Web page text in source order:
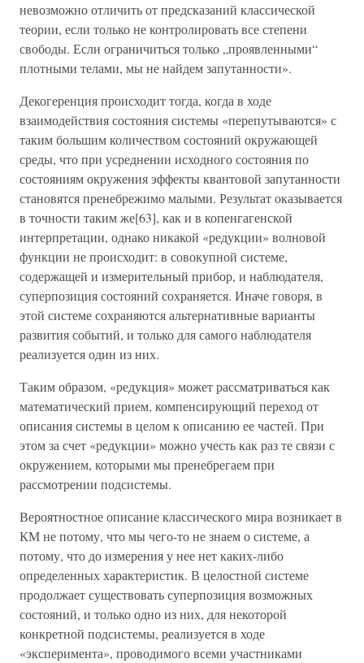
невозможно отличить от предсказаний классической
теории, если только не контролировать все степени
свободы. Если ограничиться только „проявленными“
плотными телами, мы не найдем запутанности».
Декогеренция происходит тогда, когда в ходе
взаимодействия состояния системы «перепутываются» с
таким большим количеством состояний окружающей
среды, что при усреднении исходного состояния по
состояниям окружения эффекты квантовой запутанности
становятся пренебрежимо малыми. Результат оказывается
в точности таким же[63], как и в копенгагенской
интерпретации, однако никакой «редукции» волновой
функции не происходит: в совокупной системе,
содержащей и измерительный прибор, и наблюдателя,
суперпозиция состояний сохраняется. Иначе говоря, в
этой системе сохраняются альтернативные варианты
развития событий, и только для самого наблюдателя
реализуется один из них.
Таким образом, «редукция» может рассматриваться как
математический прием, компенсирующий переход от
описания системы в целом к описанию ее частей. При
этом за счет «редукции» можно учесть как раз те связи с
окружением, которыми мы пренебрегаем при
рассмотрении подсистемы.
Вероятностное описание классического мира возникает в
КМ не потому, что мы чего-то не знаем о системе, а
потому, что до измерения у нее нет каких-либо
определенных характеристик. В целостной системе
продолжает существовать суперпозиция возможных
состояний, и только одно из них, для некоторой
конкретной подсистемы, реализуется в ходе
«эксперимента», проводимого всеми участниками